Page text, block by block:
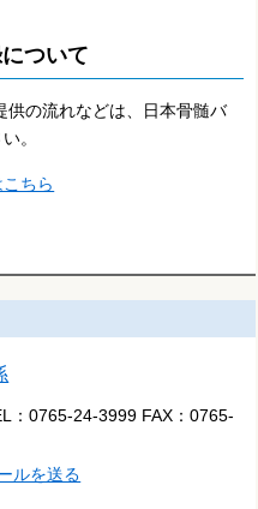
ついて
供の流れなどは、日本骨髄バ
。
ちら
：0765-24-3999 FAX：0765-
ルを送る